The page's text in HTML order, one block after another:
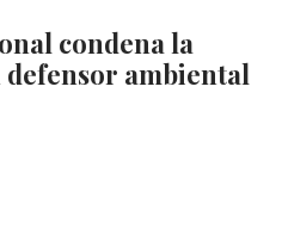
condena la
ambiental